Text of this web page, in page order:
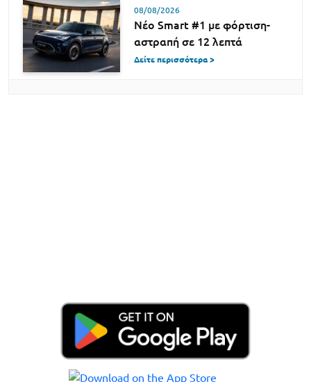
08/08/2026
Νέο Smart #1 με φόρτιση-
αστραπή σε 12 λεπτά
Δείτε περισσότερα >